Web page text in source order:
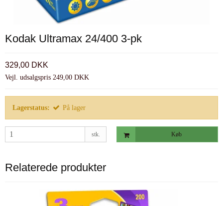
Kodak Ultramax 24/400 3-pk
329,00 DKK
Vejl. udsalgspris 249,00 DKK
Lagerstatus: På lager
stk. Køb
Relaterede produkter